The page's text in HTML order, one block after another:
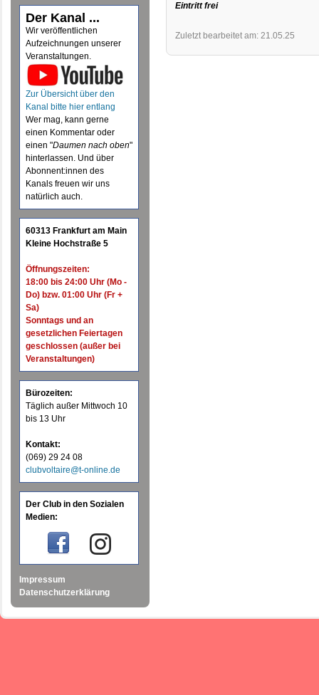
Der Kanal ...
Wir veröffentlichen
Aufzeichnungen unserer
Veranstaltungen.
Zur Übersicht über den
Kanal bitte hier entlang
Wer mag, kann gerne
einen Kommentar oder
einen "Daumen nach oben"
hinterlassen. Und über
Abonnent:innen des
Kanals freuen wir uns
natürlich auch.
60313 Frankfurt am Main
Kleine Hochstraße 5
Öffnungszeiten:
18:00 bis 24:00 Uhr (Mo -
Do) bzw. 01:00 Uhr (Fr +
Sa)
Sonntags und an
gesetzlichen Feiertagen
geschlossen (außer bei
Veranstaltungen)
Bürozeiten:
Täglich außer Mittwoch 10
bis 13 Uhr
Kontakt:
(069) 29 24 08
clubvoltaire@t-online.de
Der Club in den Sozialen
Medien:
Impressum
Datenschutzerklärung
Eintritt frei
Zuletzt bearbeitet am: 21.05.25